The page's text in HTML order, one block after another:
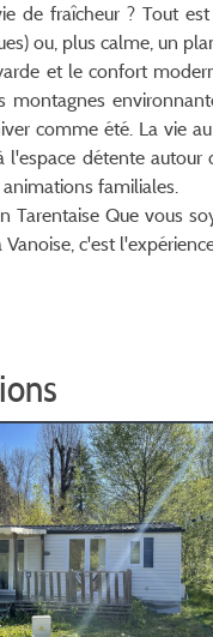
de fraîcheur ? Tout
ou, plus calme, un
et le confort
montagnes
comme été. La vie
l'espace détente
familiales.
Tarentaise Que vous
Vanoise, c'est